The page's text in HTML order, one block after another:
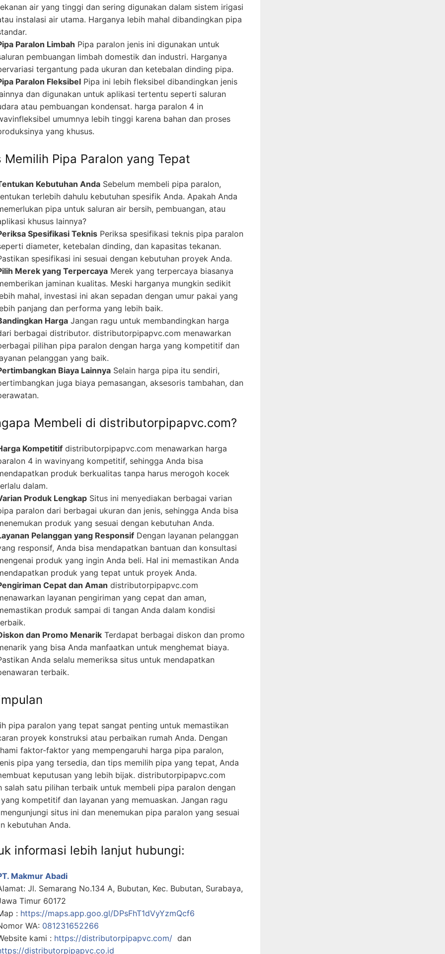
air yang tinggi dan sering digunakan dalam sistem irigasi
instalasi air utama. Harganya lebih mahal dibandingkan pipa
Paralon Limbah Pipa paralon jenis ini digunakan untuk
pembuangan limbah domestik dan industri. Harganya
tergantung pada ukuran dan ketebalan dinding pipa.
Paralon Fleksibel Pipa ini lebih fleksibel dibandingkan jenis
dan digunakan untuk aplikasi tertentu seperti saluran
atau pembuangan kondensat. harga paralon 4 in
umumnya lebih tinggi karena bahan dan proses
yang khusus.
Memilih Pipa Paralon yang Tepat
Kebutuhan Anda Sebelum membeli pipa paralon,
terlebih dahulu kebutuhan spesifik Anda. Apakah Anda
pipa untuk saluran air bersih, pembuangan, atau
khusus lainnya?
Spesifikasi Teknis Periksa spesifikasi teknis pipa paralon
diameter, ketebalan dinding, dan kapasitas tekanan.
spesifikasi ini sesuai dengan kebutuhan proyek Anda.
Merek yang Terpercaya Merek yang terpercaya biasanya
jaminan kualitas. Meski harganya mungkin sedikit
mahal, investasi ini akan sepadan dengan umur pakai yang
panjang dan performa yang lebih baik.
Harga Jangan ragu untuk membandingkan harga
berbagai distributor. distributorpipapvc.com menawarkan
pilihan pipa paralon dengan harga yang kompetitif dan
pelanggan yang baik.
Biaya Lainnya Selain harga pipa itu sendiri,
juga biaya pemasangan, aksesoris tambahan, dan
Membeli di distributorpipapvc.com?
Kompetitif distributorpipapvc.com menawarkan harga
4 in wavinyang kompetitif, sehingga Anda bisa
produk berkualitas tanpa harus merogoh kocek
dalam.
Produk Lengkap Situs ini menyediakan berbagai varian
paralon dari berbagai ukuran dan jenis, sehingga Anda bisa
produk yang sesuai dengan kebutuhan Anda.
Pelanggan yang Responsif Dengan layanan pelanggan
responsif, Anda bisa mendapatkan bantuan dan konsultasi
produk yang ingin Anda beli. Hal ini memastikan Anda
produk yang tepat untuk proyek Anda.
Cepat dan Aman distributorpipapvc.com
layanan pengiriman yang cepat dan aman,
produk sampai di tangan Anda dalam kondisi
dan Promo Menarik Terdapat berbagai diskon dan promo
yang bisa Anda manfaatkan untuk menghemat biaya.
Anda selalu memeriksa situs untuk mendapatkan
terbaik.
pipa paralon yang tepat sangat penting untuk memastikan
proyek konstruksi atau perbaikan rumah Anda. Dengan
faktor-faktor yang mempengaruhi harga pipa paralon,
pipa yang tersedia, dan tips memilih pipa yang tepat, Anda
keputusan yang lebih bijak. distributorpipapvc.com
salah satu pilihan terbaik untuk membeli pipa paralon dengan
kompetitif dan layanan yang memuaskan. Jangan ragu
situs ini dan menemukan pipa paralon yang sesuai
kebutuhan Anda.
informasi lebih lanjut hubungi:
Makmur Abadi
Jl. Semarang No.134 A, Bubutan, Kec. Bubutan, Surabaya,
Timur 60172
: https://maps.app.goo.gl/DPsFhT1dVyYzmQcf6
WA: 081231652266
kami : https://distributorpipapvc.com/ dan
distributorpipapvc.co.id